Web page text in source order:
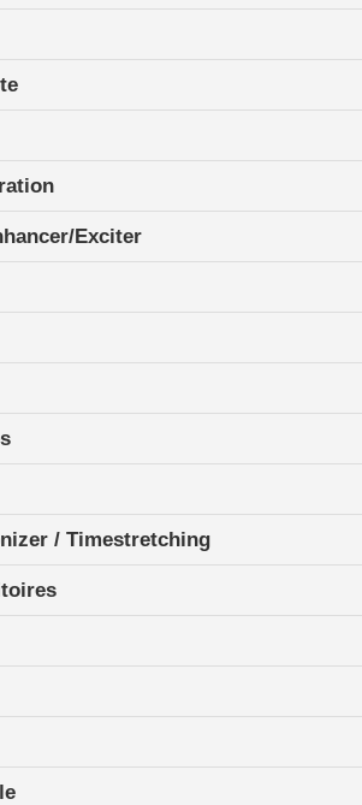
Exciter
/ Timestretching